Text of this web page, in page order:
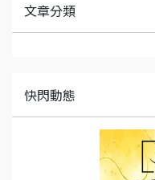
文章分類
快閃動態